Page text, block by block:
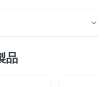
ー プレートとも呼ばれる
品